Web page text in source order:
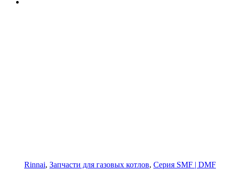
Rinnai, Запчасти для газовых котлов, Серия SMF | DMF